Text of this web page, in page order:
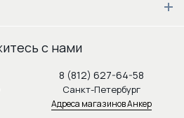
с нами
8 (812) 627-64-58
Санкт-Петербург
Адреса магазинов Анкер